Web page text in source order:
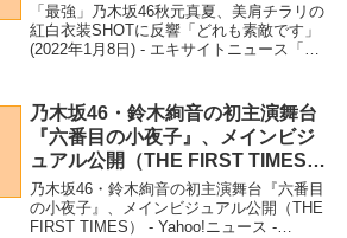
日) – エキサイトニュース
「最強」乃木坂46秋元真夏、美肩チラリの
紅白衣装SHOTに反響「どれも素敵です」
(2022年1月8日) - エキサイトニュース「乃
「どれも素敵です」 (202...
乃木坂46・鈴木絢音の初主演舞台
『六番目の小夜子』、メインビジ
ュアル公開（THE FIRST TIMES）
– Yahoo!ニュース – Yahoo!ニュー
ス
乃木坂46・鈴木絢音の初主演舞台『六番目
の小夜子』、メインビジュアル公開（THE
FIRST TIMES） - Yahoo!ニュース -